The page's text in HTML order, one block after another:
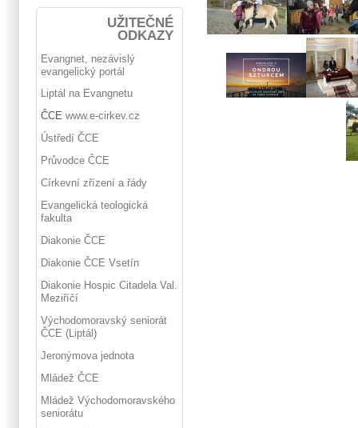
UŽITEČNÉ
ODKAZY
Evangnet, nezávislý
evangelický portál
Liptál na Evangnetu
ČCE www.e-cirkev.cz
Ústředí ČCE
Průvodce ČCE
Církevní zřízení a řády
Evangelická teologická
fakulta
Diakonie ČCE
Diakonie ČCE Vsetín
Diakonie Hospic Citadela Val.
Meziříčí
Východomoravský seniorát
ČCE (Liptál)
Jeronýmova jednota
Mládež ČCE
Mládež Východomoravského
seniorátu